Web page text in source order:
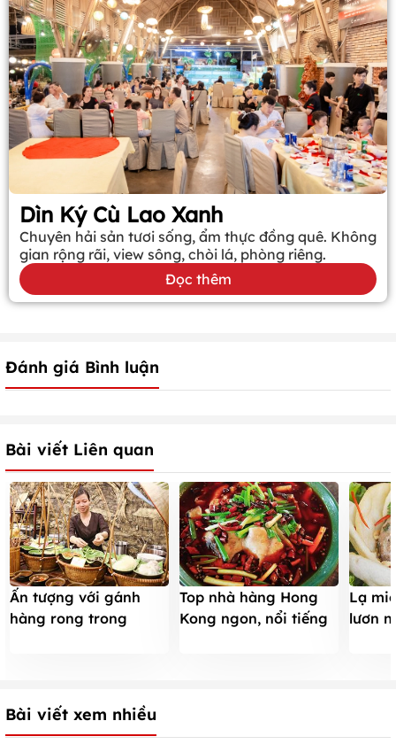
Dìn Ký Cù Lao Xanh
Chuyên hải sản tươi sống, ẩm thực đồng quê. Không
gian rộng rãi, view sông, chòi lá, phòng riêng.
Đọc thêm
Đánh giá Bình luận
Bài viết Liên quan
Ấn tượng với gánh
hàng rong trong
Top nhà hàng Hong
Kong ngon, nổi tiếng
Lạ
lươn
Bài viết xem nhiều